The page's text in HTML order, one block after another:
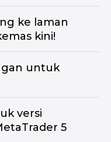
ke laman
kini!
untuk
versi
5